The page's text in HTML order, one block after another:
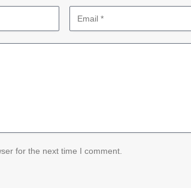
for the next time I comment.